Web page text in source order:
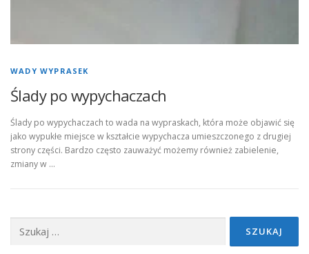
WADY WYPRASEK
Ślady po wypychaczach
Ślady po wypychaczach to wada na wypraskach, która może objawić się
jako wypukłe miejsce w kształcie wypychacza umieszczonego z drugiej
strony części. Bardzo często zauważyć możemy również zabielenie,
zmiany w …